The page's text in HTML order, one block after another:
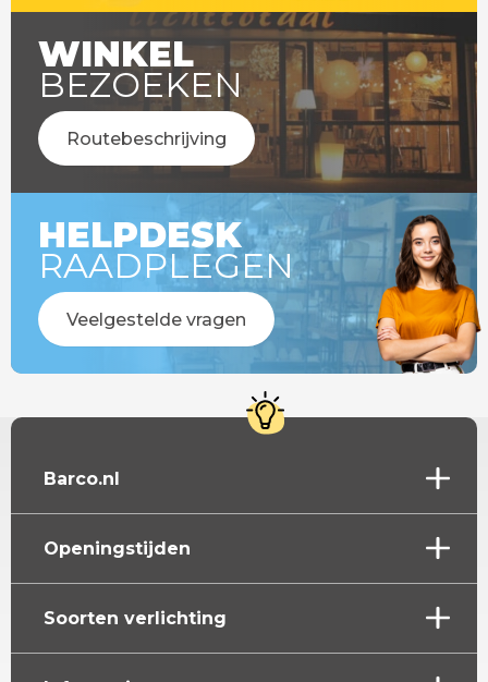
WINKEL
BEZOEKEN
Routebeschrijving
HELPDESK
RAADPLEGEN
Veelgestelde vragen
Barco.nl
Openingstijden
Soorten verlichting